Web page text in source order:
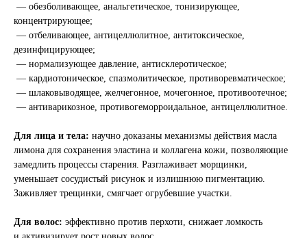
— обезболивающее, анальгетическое, тонизирующее,
концентрирующее;
— отбеливающее, антицеллюлитное, антитоксическое,
дезинфицирующее;
— нормализующее давление, антисклеротическое;
— кардиотоническое, спазмолитическое, противоревматическое;
— шлаковыводящее, желчегонное, мочегонное, противоотечное;
— антиварикозное, противогеморроидальное, антицеллюлитное.
Для лица и тела: научно доказаны механизмы действия масла
лимона для сохранения эластина и коллагена кожи, позволяющие
замедлить процессы старения. Разглаживает морщинки,
уменьшает сосудистый рисунок и излишнюю пигментацию.
Заживляет трещинки, смягчает огрубевшие участки.
Для волос: эффективно против перхоти, снижает ломкость